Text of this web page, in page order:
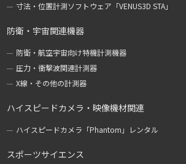
寸法・位置計測ソフトウェア「VENUS3D STA」
防衛・宇宙関連機器
防衛・航空宇宙向け特機計測機器
圧力・衝撃波関連計測器
X線・その他の計測器
ハイスピードカメラ・映像機材関連
ハイスピードカメラ「Phantom」レンタル
スポーツサイエンス